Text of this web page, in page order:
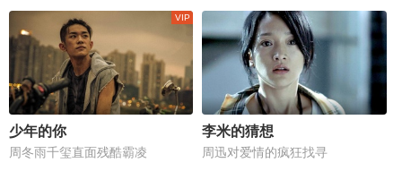
少年的你
周冬雨千玺直面残酷霸凌
李米的猜想
周迅对爱情的疯狂找寻